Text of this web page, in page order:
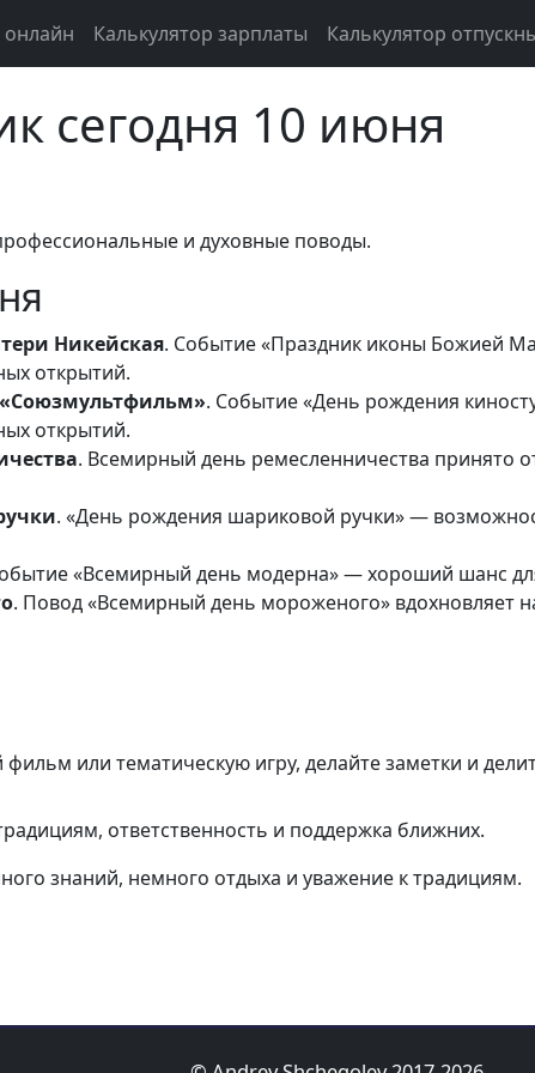
онлайн Калькулятор зарплаты Калькулятор
сегодня 10 июня
и духовные поводы.
Никейская. Событие «Праздник иконы Божией
открытий.
. Событие «День рождения
открытий.
. Всемирный день ремесленничества принято
. «День рождения шариковой ручки» —
«Всемирный день модерна» — хороший шанс
. Повод «Всемирный день мороженого» вдохновляет
или тематическую игру, делайте заметки и
ответственность и поддержка ближних.
знаний, немного отдыха и уважение к традициям.